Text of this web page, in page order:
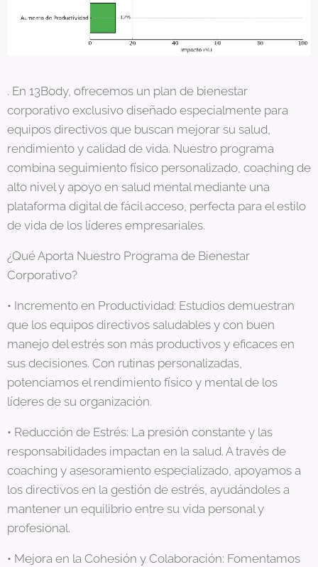
. En 13Body, ofrecemos un plan de bienestar
corporativo exclusivo diseñado especialmente para
equipos directivos que buscan mejorar su salud,
rendimiento y calidad de vida. Nuestro programa
combina seguimiento físico personalizado, coaching de
alto nivel y apoyo en salud mental mediante una
plataforma digital de fácil acceso, perfecta para el estilo
de vida de los líderes empresariales.
¿Qué Aporta Nuestro Programa de Bienestar
Corporativo?
• Incremento en Productividad: Estudios demuestran
que los equipos directivos saludables y con buen
manejo del estrés son más productivos y eficaces en
sus decisiones. Con rutinas personalizadas,
potenciamos el rendimiento físico y mental de los
líderes de su organización.
• Reducción de Estrés: La presión constante y las
responsabilidades impactan en la salud. A través de
coaching y asesoramiento especializado, apoyamos a
los directivos en la gestión de estrés, ayudándoles a
mantener un equilibrio entre su vida personal y
profesional.
• Mejora en la Cohesión y Colaboración: Fomentamos